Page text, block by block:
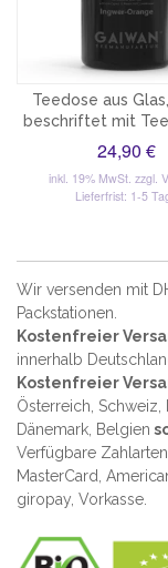
Teedose aus
beschriftet mit Tee
24,90 €
inkl. 19% MwSt.zzgl.
Lieferfrist: 1-5
Wir versenden mit
Packstationen.
Kostenfreier
innerhalb
Kostenfreier
Österreich, Schweiz,
Dänemark, Belgien
Verfügbare
MasterCard,
giropay, Vorkasse.